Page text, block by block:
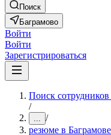
Поиск
Баграмово
Войти
Войти
Зарегистрироваться
Поиск
/
... /
резюме в Баграмове